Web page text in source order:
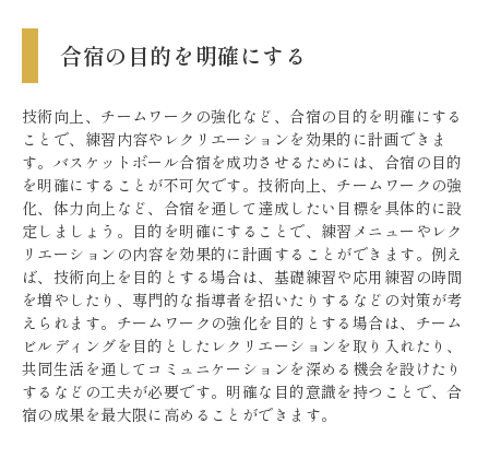
合宿の目的を明確にする
技術向上、チームワークの強化など、合宿の目的を明確にする
ことで、練習内容やレクリエーションを効果的に計画できま
す。バスケットボール合宿を成功させるためには、合宿の目的
を明確にすることが不可欠です。技術向上、チームワークの強
化、体力向上など、合宿を通して達成したい目標を具体的に設
定しましょう。目的を明確にすることで、練習メニューやレク
リエーションの内容を効果的に計画することができます。例え
ば、技術向上を目的とする場合は、基礎練習や応用練習の時間
を増やしたり、専門的な指導者を招いたりするなどの対策が考
えられます。チームワークの強化を目的とする場合は、チーム
ビルディングを目的としたレクリエーションを取り入れたり、
共同生活を通してコミュニケーションを深める機会を設けたり
するなどの工夫が必要です。明確な目的意識を持つことで、合
宿の成果を最大限に高めることができます。